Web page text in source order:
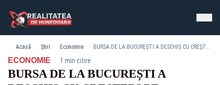
Acasă Știri Economie BURSA DE LA BUCUREȘTI A DESCHIS CU CREȘTERI PE MAJORITATEA INDICILOR ȘEDINȚA DE TRANZACȚIONARE
ECONOMIE· 1 min citire
BURSA DE LA BUCUREȘTI A